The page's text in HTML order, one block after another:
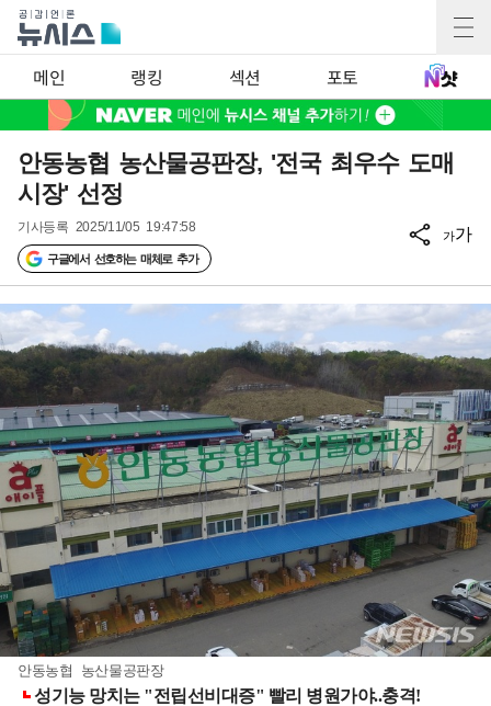
메인 랭킹 섹션 포토
안동농협 농산물공판장, '전국 최우수 도매
시장' 선정
기사등록 2025/11/05 19:47:58
구글에서 선호하는 매체로 추가
가가
안동농협 농산물공판장